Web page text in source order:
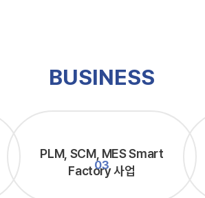
BUSINESS
PLM, SCM, MES Smart
Factory 사업